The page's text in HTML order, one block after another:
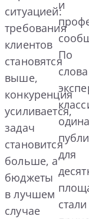
ситуацией:
требования
клиентов
становятся
выше,
конкуренция
усиливается,
задач
становится
больше, а
бюджеты
в лучшем
случае
и
По
для
стали